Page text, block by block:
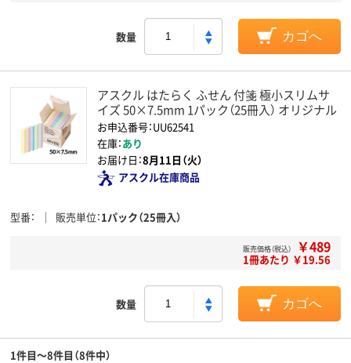
数量 カゴへ
アスクル はたらく ふせん 付箋 極小スリムサ
イズ 50×7.5mm 1パック（25冊入） オリジナル
お申込番号：UU62541
在庫：あり
お届け日：8月11日（火）
アスクル在庫商品
型番 販売単位 1パック（25冊入）
販売価格（税込） ￥489
1冊あたり ￥19.56
数量 カゴへ
1件目～8件目（8件中）